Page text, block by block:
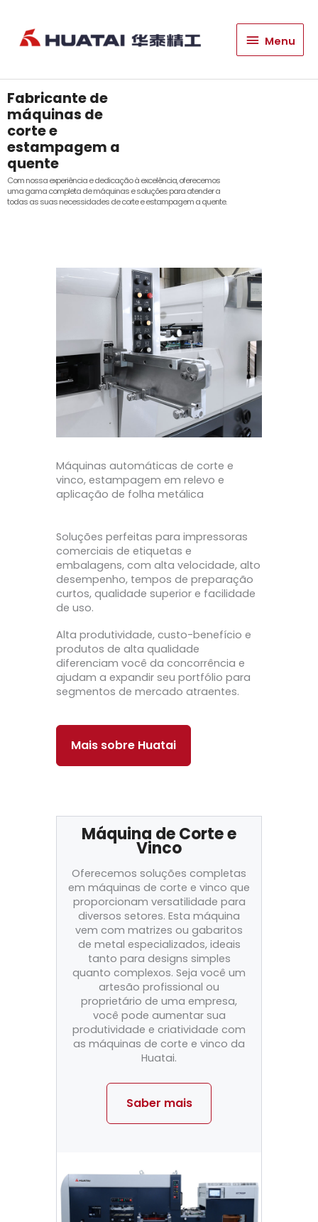
Menu
Menu
Máquinas automáticas de corte e
vinco, estampagem em relevo e
aplicação de folha metálica
Soluções perfeitas para impressoras
comerciais de etiquetas e
embalagens, com alta velocidade, alto
desempenho, tempos de preparação
curtos, qualidade superior e facilidade
de uso.
Alta produtividade, custo-benefício e
produtos de alta qualidade
diferenciam você da concorrência e
ajudam a expandir seu portfólio para
segmentos de mercado atraentes.
Mais sobre Huatai
Máquina de Corte e
Vinco
Oferecemos soluções completas
em máquinas de corte e vinco que
proporcionam versatilidade para
diversos setores. Esta máquina
vem com matrizes ou gabaritos
de metal especializados, ideais
tanto para designs simples
quanto complexos. Seja você um
artesão profissional ou
proprietário de uma empresa,
você pode aumentar sua
produtividade e criatividade com
as máquinas de corte e vinco da
Huatai.
Saber mais